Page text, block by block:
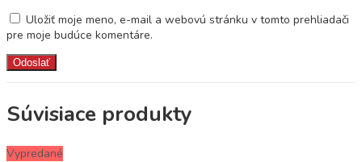
Uložiť moje meno, e-mail a webovú stránku v tomto prehliadači
pre moje budúce komentáre.
Súvisiace produkty
Vypredané